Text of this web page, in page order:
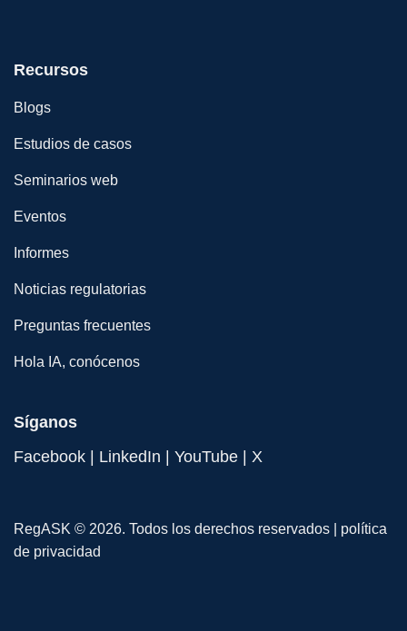
Recursos
Blogs
Estudios de casos
Seminarios web
Eventos
Informes
Noticias regulatorias
Preguntas frecuentes
Hola IA, conócenos
Síganos
Facebook
LinkedIn YouTube X
RegASK © 2026. Todos los derechos reservados | política
de privacidad